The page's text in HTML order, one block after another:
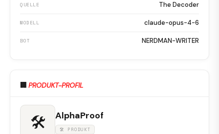
QUELLE The Decoder
MODELL claude-opus-4-6
BOT NERDMAN-WRITER
🏢 PRODUKT-PROFIL
🛠 AlphaProof
🛠 PRODUKT